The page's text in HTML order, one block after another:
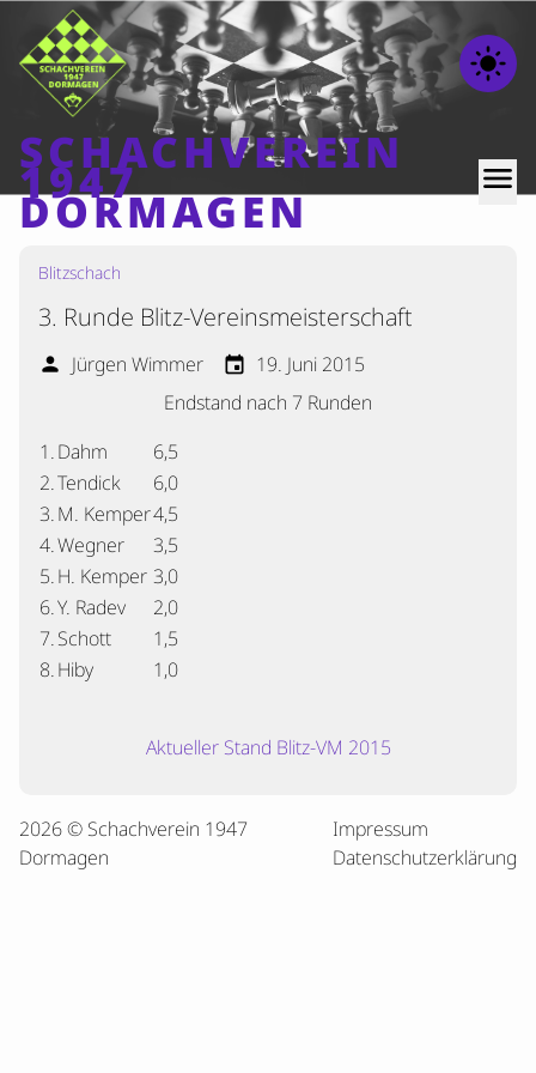
light_mode
SCHACHVEREIN
1947
DORMAGEN
menu
Home
Beiträge
Mannschaften
Termine
Verschiedenes
Kontakt
Blitzschach
3. Runde Blitz-Vereinsmeisterschaft
person Jürgen Wimmer event 19. Juni 2015
Endstand nach 7 Runden
1.Dahm
6,5
2.Tendick
6,0
3.M. Kemper4,5
4.Wegner
3,5
5.H. Kemper 3,0
6.Y. Radev
2,0
7.Schott
1,5
8.Hiby 1,0
Aktueller Stand Blitz-VM 2015
2026 © Schachverein 1947
Dormagen
Impressum
Datenschutzerklärung